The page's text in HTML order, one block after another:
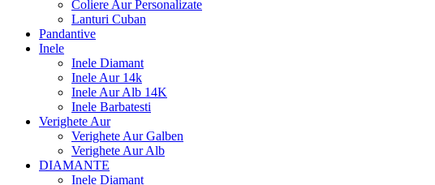
Coliere Aur Personalizate
Lanturi Cuban
Pandantive
Inele
Inele Diamant
Inele Aur 14k
Inele Aur Alb 14K
Inele Barbatesti
Verighete Aur
Verighete Aur Galben
Verighete Aur Alb
DIAMANTE
Inele Diamant